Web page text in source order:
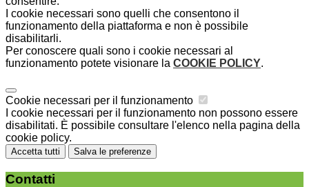
I cookie necessari sono quelli che consentono il
funzionamento della piattaforma e non è possibile
disabilitarli.
Per conoscere quali sono i cookie necessari al
funzionamento potete visionare la COOKIE POLICY.
Cookie necessari per il funzionamento
I cookie necessari per il funzionamento non possono essere
disabilitati. È possibile consultare l'elenco nella pagina della
cookie policy.
Accetta tutti Salva le preferenze
Contatti